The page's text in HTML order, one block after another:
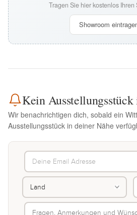
Tragen Sie hier kostenlos Ihren
Showroom
Kein Ausstellungsstück
Wir benachrichtigen dich, sobald ein
Ausstellungsstück in deiner Nähe